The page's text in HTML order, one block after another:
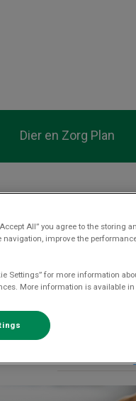
Dier en Zorg Plan
Februari
All” you agree to the storing
navigation, improve the
Settings” for more information
More information is available